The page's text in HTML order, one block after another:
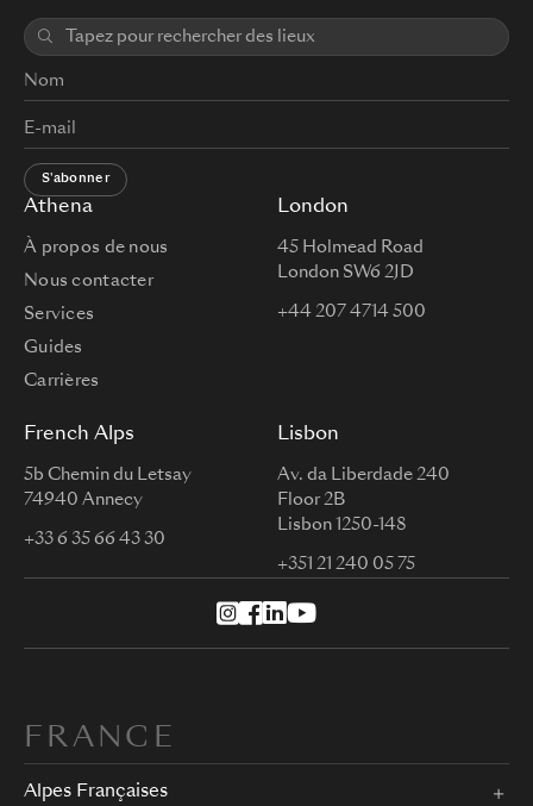
Athena
À propos de nous
Nous contacter
Services
Guides
Carrières
London
45 Holmead Road
London SW6 2JD
+44 207 4714 500
French Alps
5b Chemin du Letsay
74940 Annecy
+33 6 35 66 43 30
Lisbon
Av. da Liberdade 240
Floor 2B
Lisbon 1250-148
+351 21 240 05 75
S'abonner
FRANCE
Alpes Françaises